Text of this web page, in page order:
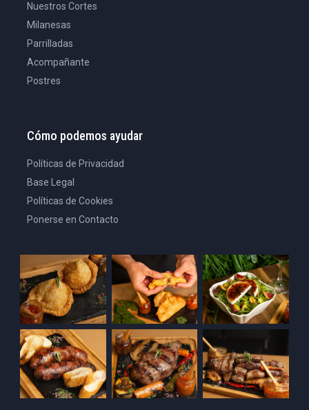
Nuestros Cortes
Milanesas
Parrilladas
Acompañante
Postres
Cómo podemos ayudar
Políticas de Privacidad
Base Legal
Políticas de Cookies
Ponerse en Contacto